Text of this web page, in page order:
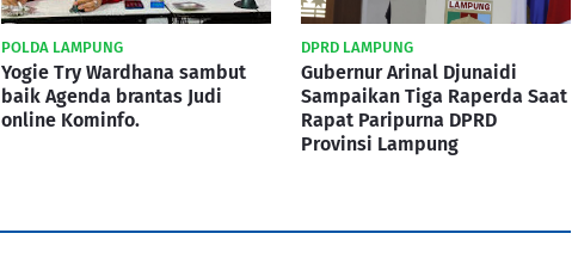
POLDA LAMPUNG
Yogie Try Wardhana sambut
baik Agenda brantas Judi
online Kominfo.
DPRD LAMPUNG
Gubernur Arinal Djunaidi
Sampaikan Tiga Raperda Saat
Rapat Paripurna DPRD
Provinsi Lampung